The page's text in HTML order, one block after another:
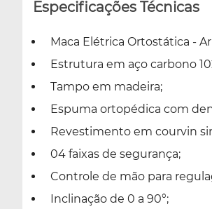
Especificações Técnicas
Maca Elétrica Ortostática -
Estrutura em aço carbono
Tampo em madeira;
Espuma ortopédica com
Revestimento em courvin
04 faixas de segurança;
Controle de mão para
Inclinação de 0 a 90°;